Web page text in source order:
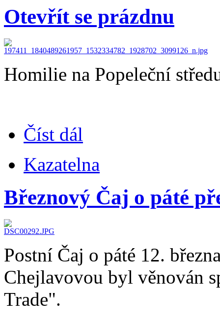
Otevřít se prázdnu
Homilie na Popeleční
Číst dál
Kazatelna
Březnový Čaj o páté
Postní Čaj o páté 12.
Chejlavovou byl věnován
Trade".